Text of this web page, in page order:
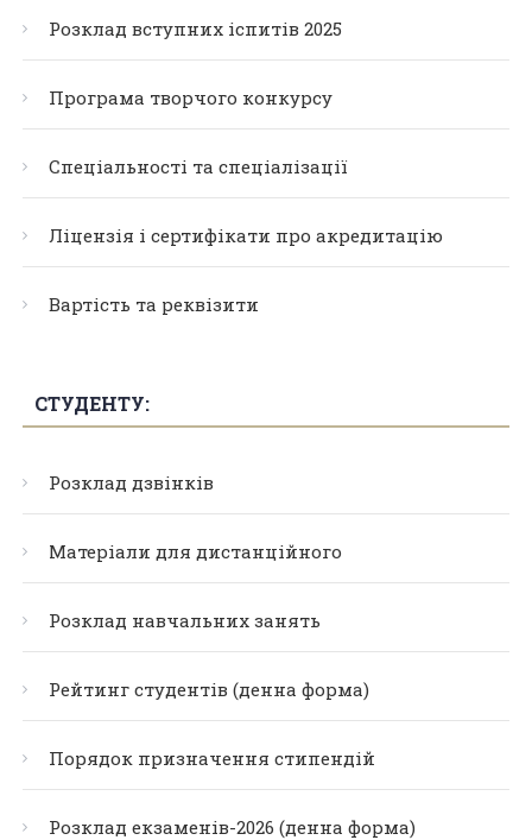
Розклад вступних іспитів 2025
Програма творчого конкурсу
Спеціальності та спеціалізації
Ліцензія і сертифікати про акредитацію
Вартість та реквізити
СТУДЕНТУ:
Розклад дзвінків
Матеріали для дистанційного
Розклад навчальних занять
Рейтинг студентів (денна форма)
Порядок призначення стипендій
Розклад екзаменів-2026 (денна форма)